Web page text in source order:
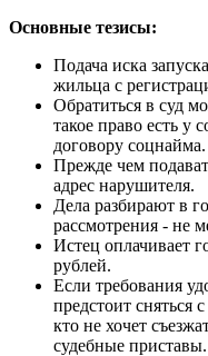
Основные тезисы:
Подача иска
жильца с
Обратиться в суд
такое право есть у
договору соцнайма.
Прежде чем
адрес нарушителя.
Дела разбирают в
рассмотрения - не
Истец оплачивает
рублей.
Если требования
предстоит сняться
кто не хочет
судебные приставы.